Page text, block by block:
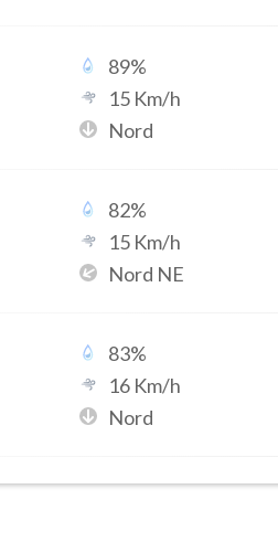
89%
15 Km/h
Nord
82%
15 Km/h
Nord NE
83%
16 Km/h
Nord